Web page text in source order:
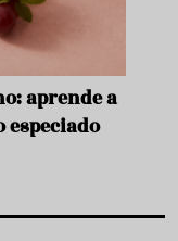
aprende a